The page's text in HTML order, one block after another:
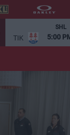
SHL
TIK 5:00